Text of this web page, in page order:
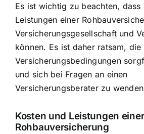
Es ist wichtig zu beachten, dass
Leistungen einer
Versicherungsgesellschaft und
können. Es ist daher ratsam, die
Versicherungsbedingungen
und sich bei Fragen an einen
Versicherungsberater zu
Kosten und Leistungen einer
Rohbauversicherung